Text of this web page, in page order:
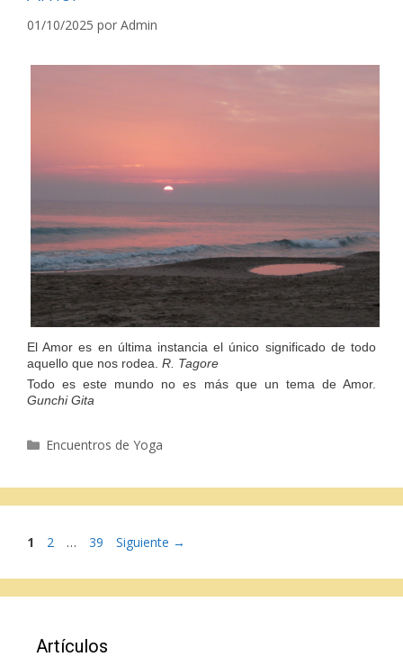
01/10/2025 por Admin
El Amor es en última instancia el único significado de todo
aquello que nos rodea. R. Tagore
Todo es este mundo no es más que un tema de Amor.
Gunchi Gita
Categorías
Encuentros de Yoga
Página
1 Página
2 … Página
39 Siguiente →
Artículos